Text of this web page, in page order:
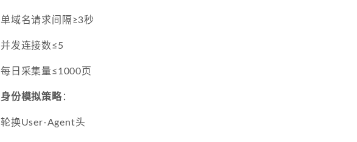
单域名请求间隔≥3秒
并发连接数≤5
每日采集量≤1000页
身份模拟策略：
轮换User-Agent头